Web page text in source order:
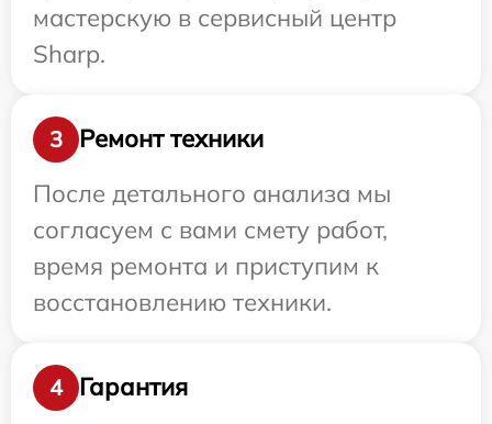
мастерскую в сервисный центр
Sharp.
3
Ремонт техники
После детального анализа мы
согласуем с вами смету работ,
время ремонта и приступим к
восстановлению техники.
4
Гарантия